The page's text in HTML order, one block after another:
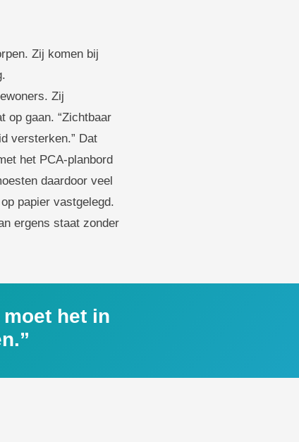
Zij komen bij
Zij
op gaan. “Zichtbaar
versterken.” Dat
het PCA-planbord
daardoor veel
papier vastgelegd.
ergens staat zonder
het in